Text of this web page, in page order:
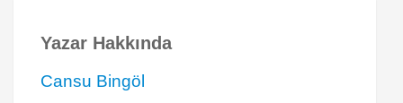
Yazar Hakkında
Cansu Bingöl